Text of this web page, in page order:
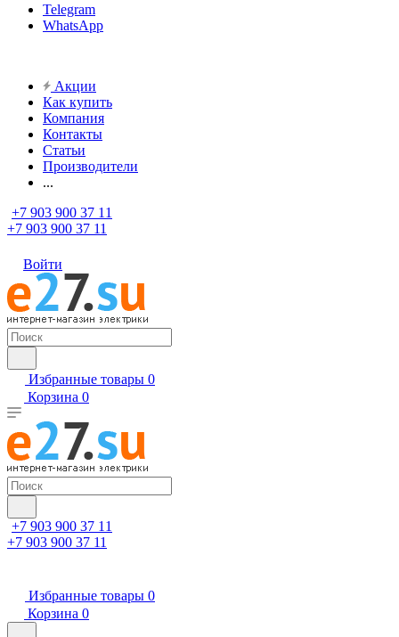
Telegram
WhatsApp
Акции
Как купить
Компания
Контакты
Статьи
Производители
...
+7 903 900 37 11
+7 903 900 37 11
Войти
Избранные товары 0
Корзина 0
+7 903 900 37 11
+7 903 900 37 11
Избранные товары 0
Корзина 0